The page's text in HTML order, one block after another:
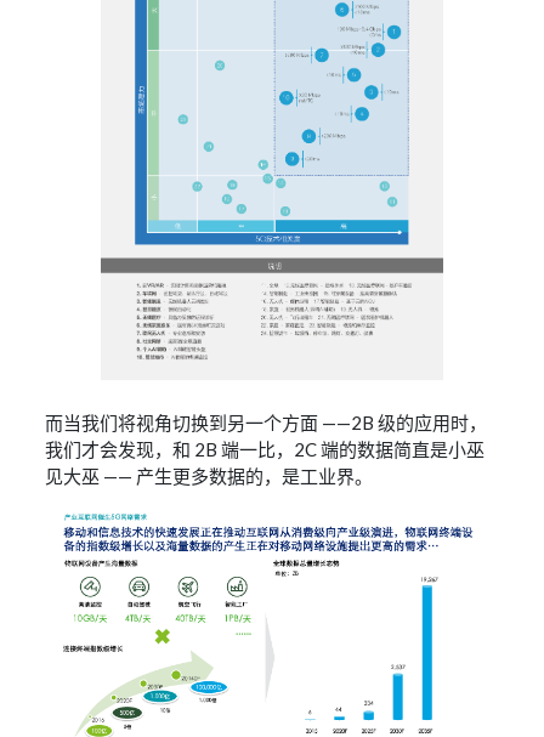
而当我们将视角切换到另一个方面 ——2B 级的应用时，
我们才会发现，和 2B 端一比，2C 端的数据简直是小巫
见大巫 —— 产生更多数据的，是工业界。